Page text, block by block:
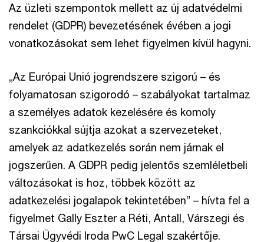
Az üzleti szempontok mellett az új adatvédelmi
rendelet (GDPR) bevezetésének évében a jogi
vonatkozásokat sem lehet figyelmen kívül hagyni.
„Az Európai Unió jogrendszere szigorú – és
folyamatosan szigorodó – szabályokat tartalmaz
a személyes adatok kezelésére és komoly
szankciókkal sújtja azokat a szervezeteket,
amelyek az adatkezelés során nem járnak el
jogszerűen. A GDPR pedig jelentős szemléletbeli
változásokat is hoz, többek között az
adatkezelési jogalapok tekintetében” – hívta fel a
figyelmet Gally Eszter a Réti, Antall, Várszegi és
Társai Ügyvédi Iroda PwC Legal szakértője.